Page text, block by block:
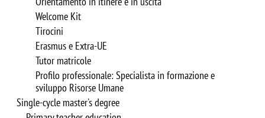
Welcome Kit
Tirocini
Erasmus e Extra-UE
Tutor matricole
Profilo professionale: Specialista in formazione e
sviluppo Risorse Umane
Single-cycle master's degree